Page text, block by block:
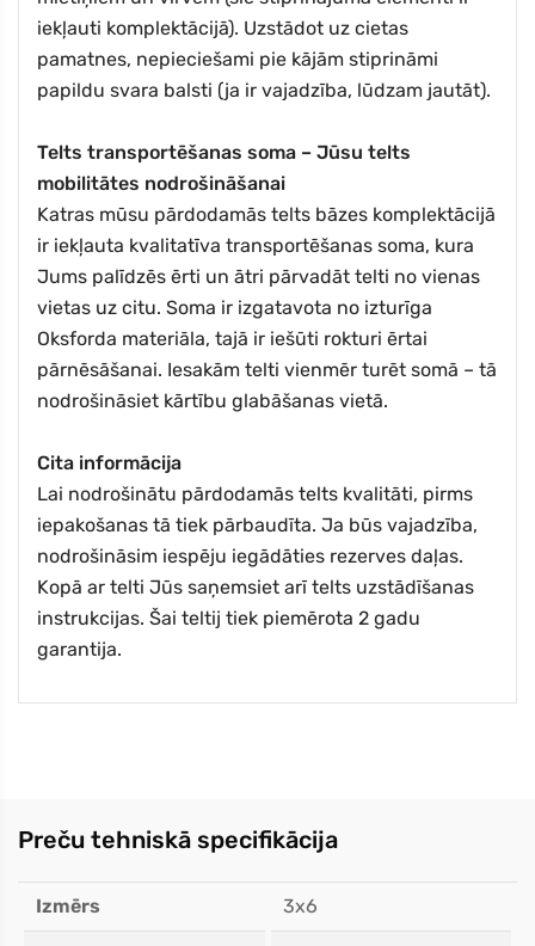
iekļauti komplektācijā). Uzstādot uz cietas
pamatnes, nepieciešami pie kājām stiprināmi
papildu svara balsti (ja ir vajadzība, lūdzam jautāt).
Telts transportēšanas soma – Jūsu telts
mobilitātes nodrošināšanai
Katras mūsu pārdodamās telts bāzes komplektācijā
ir iekļauta kvalitatīva transportēšanas soma, kura
Jums palīdzēs ērti un ātri pārvadāt telti no vienas
vietas uz citu. Soma ir izgatavota no izturīga
Oksforda materiāla, tajā ir iešūti rokturi ērtai
pārnēsāšanai. Iesakām telti vienmēr turēt somā – tā
nodrošināsiet kārtību glabāšanas vietā.
Cita informācija
Lai nodrošinātu pārdodamās telts kvalitāti, pirms
iepakošanas tā tiek pārbaudīta. Ja būs vajadzība,
nodrošināsim iespēju iegādāties rezerves daļas.
Kopā ar telti Jūs saņemsiet arī telts uzstādīšanas
instrukcijas. Šai teltij tiek piemērota 2 gadu
garantija.
Preču tehniskā specifikācija
Izmērs 3x6